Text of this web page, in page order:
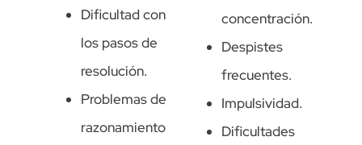
Dificultad con
los pasos de
resolución.
Problemas de
razonamiento
concentración.
Despistes
frecuentes.
Impulsividad.
Dificultades